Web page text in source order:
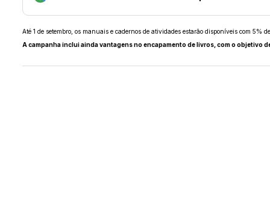
Até 1 de setembro, os manuais e cadernos de atividades estarão disponíveis com
A campanha inclui ainda vantagens no encapamento de livros, com o objetivo